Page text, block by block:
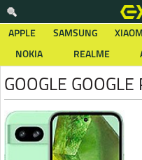
APPLE SAMSUNG
NOKIA
REALME
GOOGLE GOOGLE